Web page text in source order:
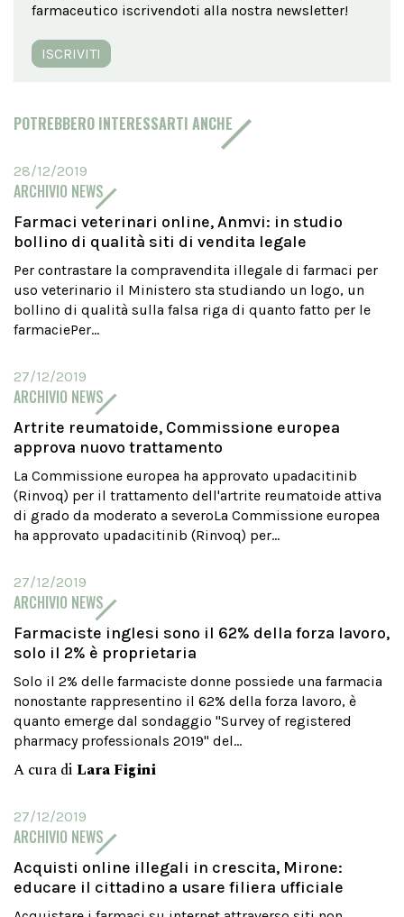
farmaceutico iscrivendoti alla nostra newsletter!
ISCRIVITI
POTREBBERO INTERESSARTI ANCHE
28/12/2019
ARCHIVIO NEWS
Farmaci veterinari online, Anmvi: in studio
bollino di qualità siti di vendita legale
Per contrastare la compravendita illegale di farmaci per
uso veterinario il Ministero sta studiando un logo, un
bollino di qualità sulla falsa riga di quanto fatto per le
farmaciePer...
27/12/2019
ARCHIVIO NEWS
Artrite reumatoide, Commissione europea
approva nuovo trattamento
La Commissione europea ha approvato upadacitinib
(Rinvoq) per il trattamento dell'artrite reumatoide attiva
di grado da moderato a severoLa Commissione europea
ha approvato upadacitinib (Rinvoq) per...
27/12/2019
ARCHIVIO NEWS
Farmaciste inglesi sono il 62% della forza lavoro,
solo il 2% è proprietaria
Solo il 2% delle farmaciste donne possiede una farmacia
nonostante rappresentino il 62% della forza lavoro, è
quanto emerge dal sondaggio "Survey of registered
pharmacy professionals 2019" del...
A cura di Lara Figini
27/12/2019
ARCHIVIO NEWS
Acquisti online illegali in crescita, Mirone:
educare il cittadino a usare filiera ufficiale